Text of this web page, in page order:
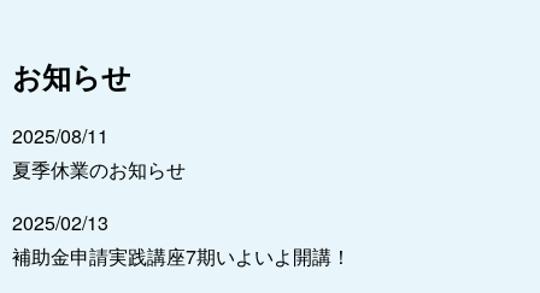
お知らせ
2025/08/11
夏季休業のお知らせ
2025/02/13
補助金申請実践講座7期いよいよ開講！